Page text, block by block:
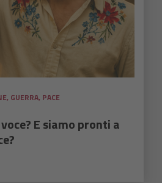
, GUERRA, PACE
E siamo pronti a